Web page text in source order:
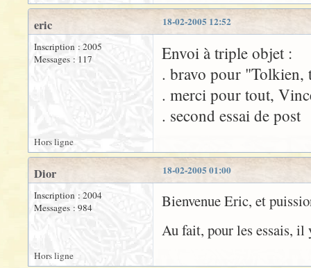
18-02-2005 12:52
eric
Inscription : 2005
Messages : 117
Envoi à triple objet :
. bravo pour "Tolkien,
. merci pour tout,
. second essai de post
Hors ligne
18-02-2005 01:00
Dior
Inscription : 2004
Messages : 984
Bienvenue Eric, et
Au fait, pour les essais, il
Hors ligne